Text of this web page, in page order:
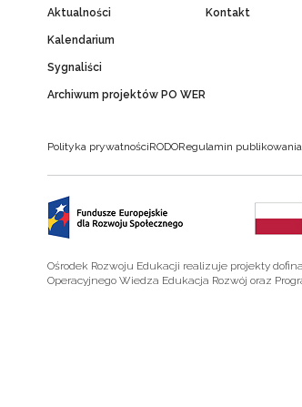
Aktualności
Kalendarium
Sygnaliści
Archiwum projektów PO WER
Kontakt
Polityka prywatnościRODORegulamin
Ośrodek Rozwoju Edukacji realizuje projekty
Operacyjnego Wiedza Edukacja Rozwój oraz